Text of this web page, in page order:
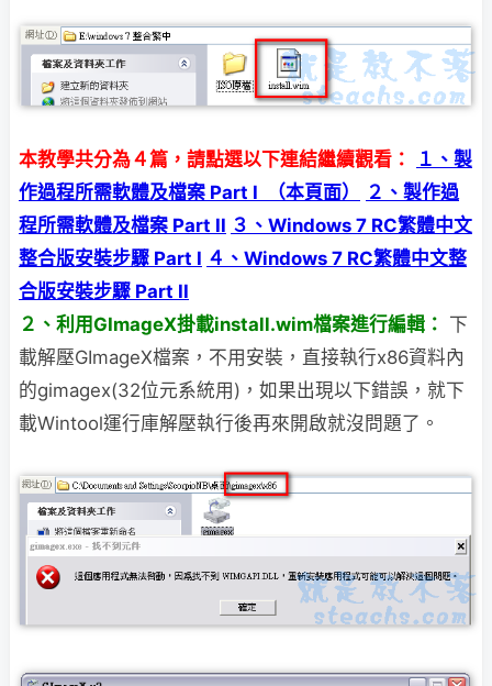
本教學共分為４篇，請點選以下連結繼續觀看：
１、製
作過程所需軟體及檔案 Part I （本頁面）
２、製作過
程所需軟體及檔案 Part II ３、Windows 7 RC繁體中文
整合版安裝步驟 Part I ４、Windows 7 RC繁體中文整
合版安裝步驟 Part II
２、利用GImageX掛載install.wim檔案進行編輯： 下
載解壓GImageX檔案，不用安裝，直接執行x86資料內
的gimagex(32位元系統用)， 如果出現以下錯誤，就下
載Wintool運行庫解壓執行後再來開啟就沒問題了。